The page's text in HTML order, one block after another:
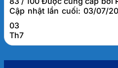
Cập nhật lần cuối: 03/07/
soạn bởi đội ngũ tư vấn
nghiệm thực tế hỗ trợ hơn
Nẵng và khu vực miền
03
Th7